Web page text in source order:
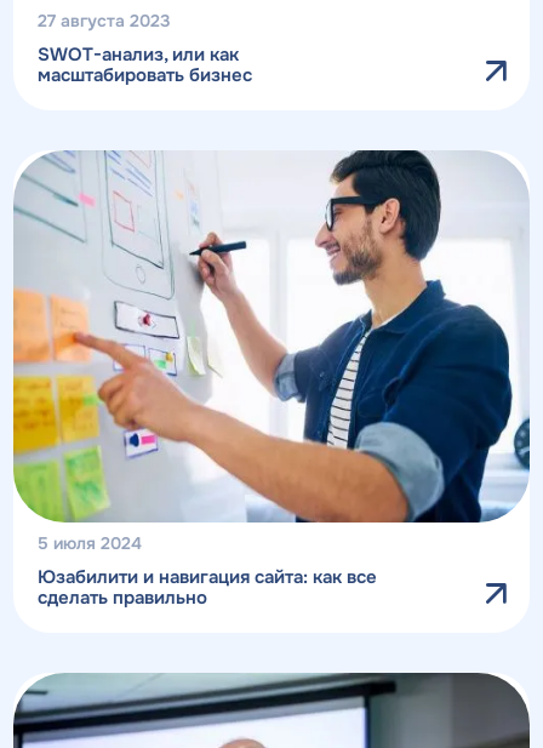
27 августа 2023
SWOT-анализ, или как
масштабировать бизнес
5 июля 2024
Юзабилити и навигация сайта: как все
сделать правильно